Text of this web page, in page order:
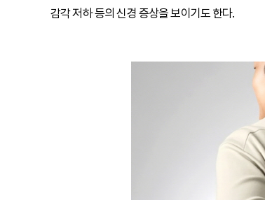
감각 저하 등의 신경 증상을 보이기도 한다.